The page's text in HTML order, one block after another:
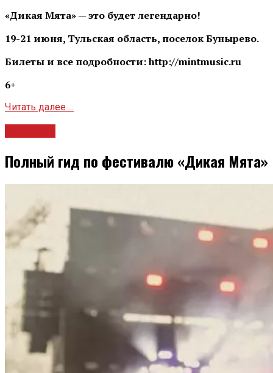
«Дикая Мята» — это будет легендарно!
19-21 июня, Тульская область, поселок Бунырево.
Билеты и все подробности: http://mintmusic.ru
6+
Читать далее ...
Полный гид по фестивалю «Дикая Мята»